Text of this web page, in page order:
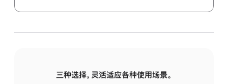
三种选择，灵活适应各种使用场景。